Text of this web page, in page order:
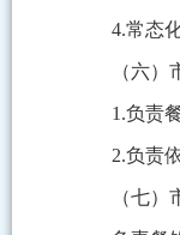
4.常态
（六）
1.负责
2.负责
（七）